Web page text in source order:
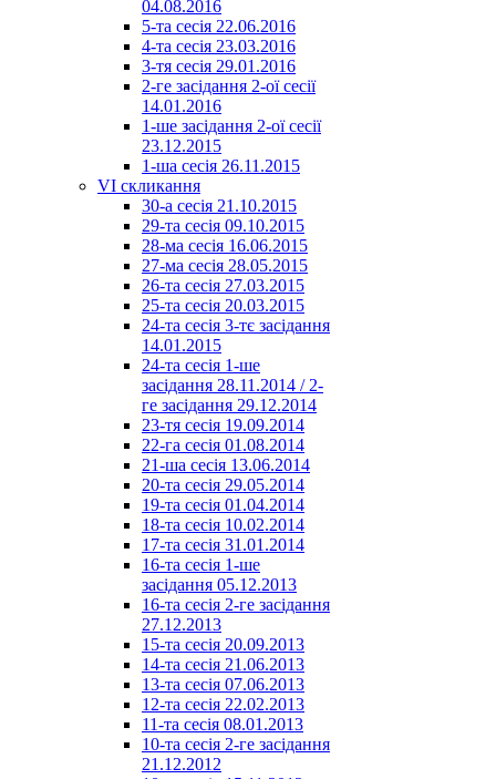
04.08.2016
5-та сесія 22.06.2016
4-та сесія 23.03.2016
3-тя сесія 29.01.2016
2-ге засідання 2-ої сесії
14.01.2016
1-ше засідання 2-ої сесії
23.12.2015
1-ша сесія 26.11.2015
VI скликання
30-а сесія 21.10.2015
29-та сесія 09.10.2015
28-ма сесія 16.06.2015
27-ма сесія 28.05.2015
26-та сесія 27.03.2015
25-та сесія 20.03.2015
24-та сесія 3-тє засідання
14.01.2015
24-та сесія 1-ше
засідання 28.11.2014 / 2-
ге засідання 29.12.2014
23-тя сесія 19.09.2014
22-га сесія 01.08.2014
21-ша сесія 13.06.2014
20-та сесія 29.05.2014
19-та сесія 01.04.2014
18-та сесія 10.02.2014
17-та сесія 31.01.2014
16-та сесія 1-ше
засідання 05.12.2013
16-та сесія 2-ге засідання
27.12.2013
15-та сесія 20.09.2013
14-та сесія 21.06.2013
13-та сесія 07.06.2013
12-та сесія 22.02.2013
11-та сесія 08.01.2013
10-та сесія 2-ге засідання
21.12.2012